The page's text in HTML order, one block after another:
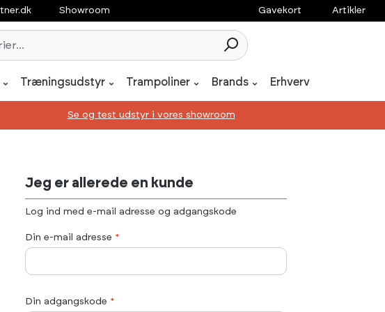
Showroom Gavekort Artikler
Træningsudstyr Trampoliner Brands Erhverv
Se og test udstyr i vores showroom
Jeg er allerede en kunde
Log ind med e-mail adresse og adgangskode
Din e-mail adresse *
Din adgangskode *